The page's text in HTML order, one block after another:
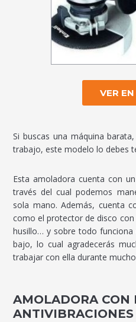
VER
Si buscas una máquina
trabajo, este modelo lo debes
Esta amoladora cuenta con
través del cual podemos
sola mano. Además, cuenta
como el protector de disco
husillo… y sobre todo
bajo, lo cual agradecerás
trabajar con ella durante
AMOLADORA
ANTIVIBRACIONES